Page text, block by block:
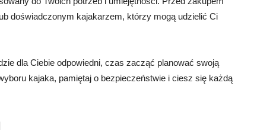
doświadczonym kajakarzem, którzy mogą udzielić Ci
dla Ciebie odpowiedni, czas zacząć planować swoją
kajaka, pamiętaj o bezpieczeństwie i ciesz się każdą